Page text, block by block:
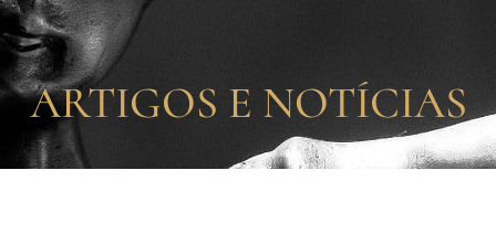
ARTIGOS E NOTÍCIAS